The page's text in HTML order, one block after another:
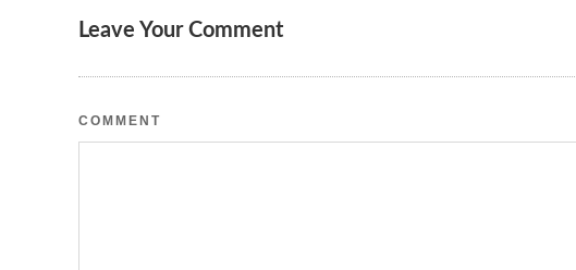
Leave Your Comment
COMMENT